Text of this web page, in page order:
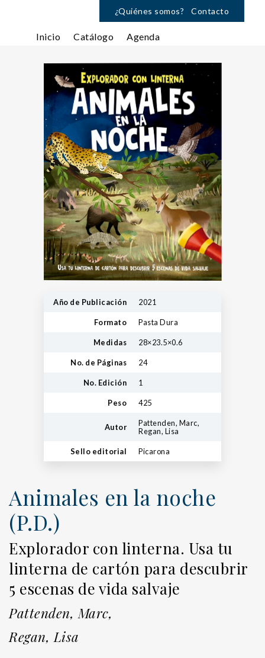
¿Quiénes somos? Contacto
Inicio Catálogo Agenda
Año de Publicación 2021
Formato Pasta Dura
Medidas 28×23.5×0.6
No. de Páginas 24
No. Edición 1
Peso 425
Autor
Pattenden, Marc,
Regan, Lisa
Sello editorial Picarona
Animales en la noche
(P.D.)
Explorador con linterna. Usa tu
linterna de cartón para descubrir
5 escenas de vida salvaje
Pattenden, Marc,
Regan, Lisa